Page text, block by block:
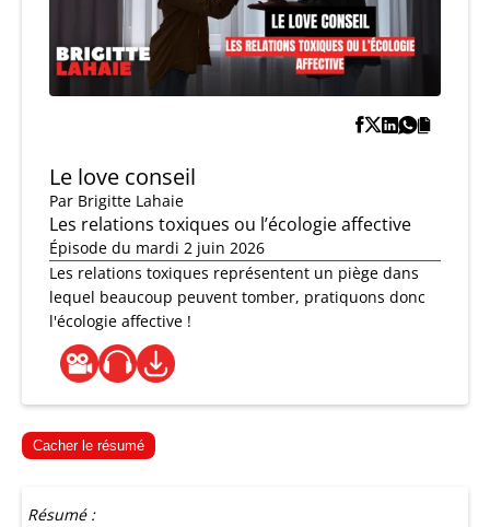
Le love conseil
Par Brigitte Lahaie
Les relations toxiques ou l’écologie affective
Épisode du mardi 2 juin 2026
Les relations toxiques représentent un piège dans
lequel beaucoup peuvent tomber, pratiquons donc
l'écologie affective !
Cacher le résumé
Résumé :